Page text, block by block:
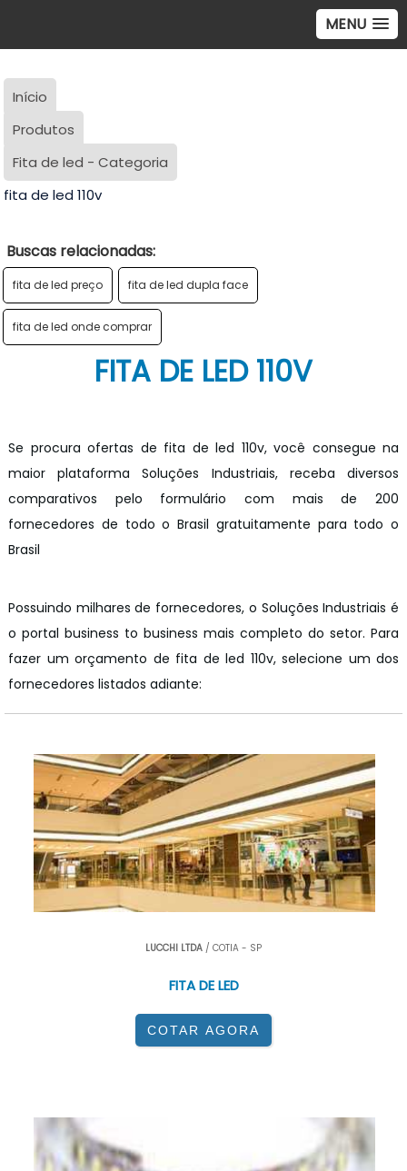
MENU
Início
Produtos
Fita de led - Categoria
fita de led 110v
Buscas relacionadas:
fita de led preço fita de led dupla face
fita de led onde comprar
FITA DE LED 110V
Se procura ofertas de fita de led 110v, você consegue na
maior plataforma Soluções Industriais, receba diversos
comparativos pelo formulário com mais de 200
fornecedores de todo o Brasil gratuitamente para todo o
Brasil
Possuindo milhares de fornecedores, o Soluções Industriais é
o portal business to business mais completo do setor. Para
fazer um orçamento de fita de led 110v, selecione um dos
fornecedores listados adiante:
LUCCHI LTDA / COTIA - SP
FITA DE LED
COTAR AGORA